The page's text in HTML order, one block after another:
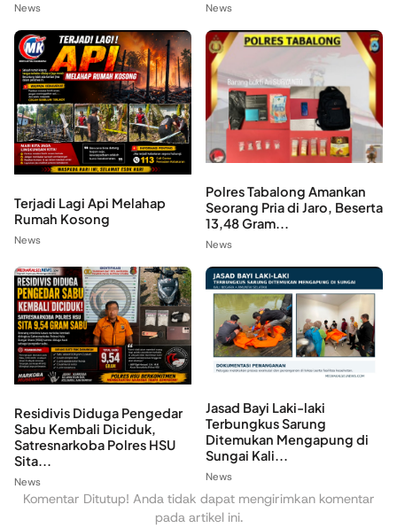
News News
Terjadi Lagi Api Melahap
Rumah Kosong
News
Polres Tabalong Amankan
Seorang Pria di Jaro, Beserta
13,48 Gram...
News
Residivis Diduga Pengedar
Sabu Kembali Diciduk,
Satresnarkoba Polres HSU
Sita...
News
Jasad Bayi Laki-laki
Terbungkus Sarung
Ditemukan Mengapung di
Sungai Kali...
News
Komentar Ditutup! Anda tidak dapat mengirimkan komentar
pada artikel ini.